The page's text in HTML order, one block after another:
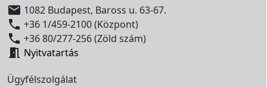
 1082 Budapest, Baross u. 63-67.
 +36 1/459-2100 (Központ)
 +36 80/277-256 (Zöld szám)
 Nyitvatartás
Ügyfélszolgálat